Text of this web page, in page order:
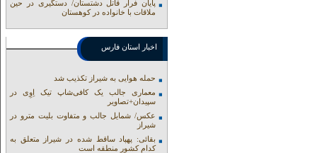
پایان فرار قاتل دشتستان/ دستگیری در حین
ملاقات با خانواده در کوهستان
اخبار استان فارس
حمله هوایی به شیراز تکذیب شد
معماری جالب یک کافی‌شاپ تیک اِوِی در
سپیدان+تصاویر
عکس/ شمایل جالب و متفاوت بلیت مترو در
شیراز
بقائی: پهپاد ساقط شده در شیراز متعلق به
کدام کشور منطقه است